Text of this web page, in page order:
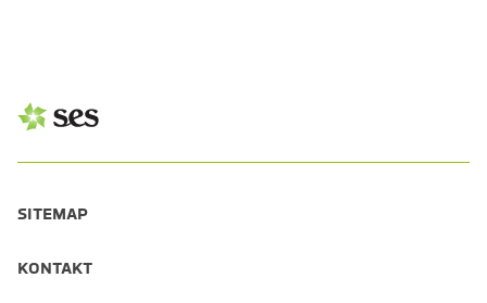
SITEMAP
KONTAKT